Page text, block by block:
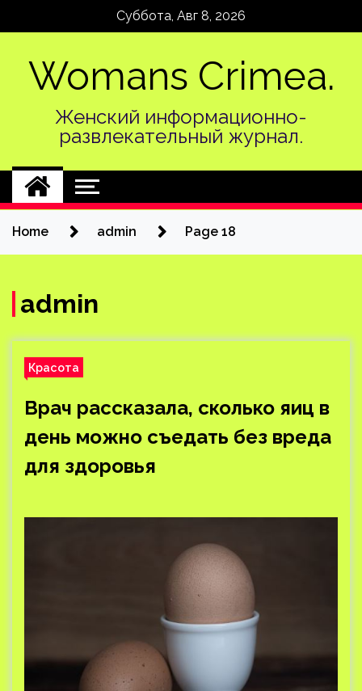
Суббота, Авг 8, 2026
Womans Crimea.
Женский информационно-
развлекательный журнал.
Home admin Page 18
admin
Красота
Врач рассказала, сколько яиц в
день можно съедать без вреда
для здоровья